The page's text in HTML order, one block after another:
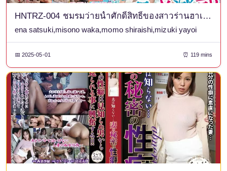
HNTRZ-004 ชมรมว่ายน้ำศักดิ์สิทธิ์ของสาวร่านฮาเร็ม: ชีวิตในโรงเรียนที่สุขสันต์ที่สุดที่จมอยู่กับของเหลวในร่างกายและความสุขของเพื่อนร่วมชั้นที่ผอมบางและรุ่นพี่หน้าอกใหญ่
ena satsuki,misono waka,momo shiraishi,mizuki yayoi
📅 2025-05-01 ⏰ 119 mins